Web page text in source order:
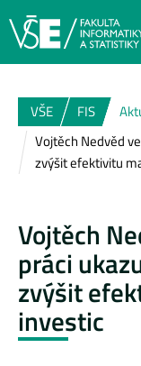
VŠE FIS
Vojtěch Nedvěd
zvýšit efektivitu
Vojtěch
práci
zvýšit
investic